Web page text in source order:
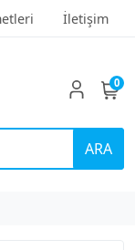
İletişim
ARA
0